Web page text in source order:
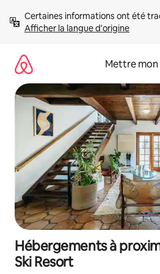
directement
Afficher la langue d'origine
Mettre
Hébergements à
Ski Resort